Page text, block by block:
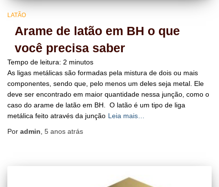
LATÃO
Arame de latão em BH o que
você precisa saber
Tempo de leitura: 2 minutos
As ligas metálicas são formadas pela mistura de dois ou mais
componentes, sendo que, pelo menos um deles seja metal. Ele
deve ser encontrado em maior quantidade nessa junção, como o
caso do arame de latão em BH. O latão é um tipo de liga
metálica feito através da junção Leia mais…
Por admin 5 anos atrás